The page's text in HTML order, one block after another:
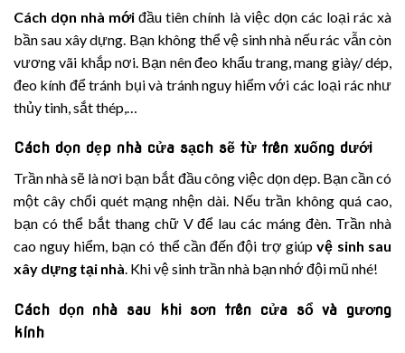
Cách dọn nhà mới đầu tiên chính là việc dọn các loại rác xà
bần sau xây dựng. Bạn không thể vệ sinh nhà nếu rác vẫn còn
vương vãi khắp nơi. Bạn nên đeo khẩu trang, mang giày/ dép,
đeo kính để tránh bụi và tránh nguy hiểm với các loại rác như
thủy tinh, sắt thép,…
Cách dọn dẹp nhà cửa sạch sẽ từ trên xuống dưới
Trần nhà sẽ là nơi bạn bắt đầu công việc dọn dẹp. Bạn cần có
một cây chổi quét mạng nhện dài. Nếu trần không quá cao,
bạn có thể bắt thang chữ V để lau các máng đèn. Trần nhà
cao nguy hiểm, bạn có thể cần đến đội trợ giúpvệ sinh sau
xây dựng tại nhà. Khi vệ sinh trần nhà bạn nhớ đội mũ nhé!
Cách dọn nhà sau khi sơn trên cửa sổ và gương
kính